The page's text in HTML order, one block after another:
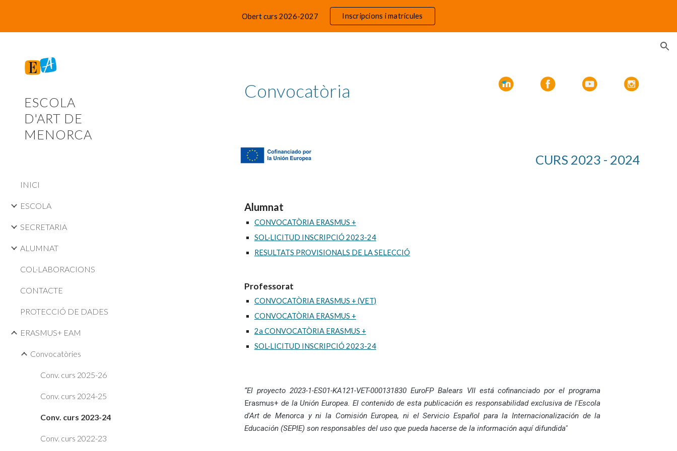
Skip to main content Skip to navigation
Obert curs 2026-2027 Inscripcions i matrícules
ESCOLA
D'ART DE
MENORCA
INICI
ESCOLA
SECRETARIA
ALUMNAT
COL·LABORACIONS
CONTACTE
PROTECCIÓ DE DADES
ERASMUS+ EAM
Convocatòries
Conv. curs 2025-26
Conv. curs 2024-25
Conv. curs 2023-24
Conv. curs 2022-23
Convocatòria
CURS 2023 - 2024
Alumnat
CONVOCATÒRIA ERASMUS +
SOL·LICITUD INSCRIPCIÓ 2023-24
RESULTATS PROVISIONALS DE LA SELECCIÓ
Professorat
CONVOCATÒRIA ERASMUS + (VET)
CONVOCATÒRIA ERASMUS +
2a CONVOCATÒRIA ERASMUS +
SOL·LICITUD INSCRIPCIÓ 2023-24
“El proyecto 2023-1-ES01-KA121-VET-000131830 EuroFP Balears VII está cofinanciado por el programa
Erasmus+de la Unión Europea. El contenido de esta publicación es responsabilidad exclusiva de l'Escola
d'Art de Menorca y ni la Comisión Europea, ni el Servicio Español para la Internacionalización de la
Educación (SEPIE) son responsables del uso que pueda hacerse de la información aquí difundida"